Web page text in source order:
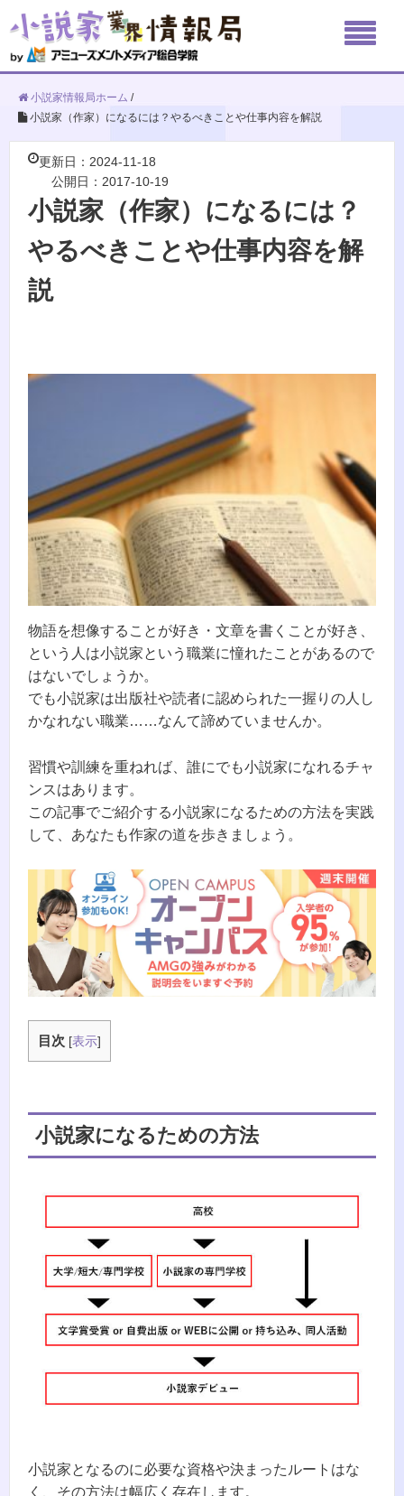
小説家情報局ホーム /
小説家（作家）になるには？やるべきことや仕事内容を解説
更新日：2024-11-18
公開日：2017-10-19
小説家（作家）になるには？
やるべきことや仕事内容を解
説
物語を想像することが好き・文章を書くことが好き、
という人は小説家という職業に憧れたことがあるので
はないでしょうか。
でも小説家は出版社や読者に認められた一握りの人し
かなれない職業……なんて諦めていませんか。
習慣や訓練を重ねれば、誰にでも小説家になれるチャ
ンスはあります。
この記事でご紹介する小説家になるための方法を実践
して、あなたも作家の道を歩きましょう。
目次 [表示]
小説家になるための方法
小説家となるのに必要な資格や決まったルートはな
く、その方法は幅広く存在します。